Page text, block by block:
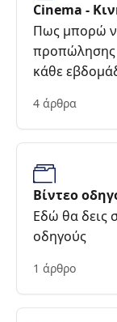
Cinema -
Πως μπορώ
προπώλησης
κάθε
4 άρθρα
Βίντεο
Εδώ θα δεις
οδηγούς
1 άρθρο